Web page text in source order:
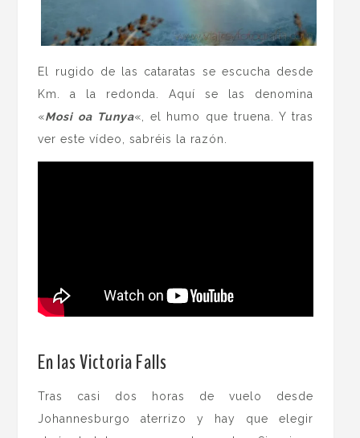
El rugido de las cataratas se escucha desde
Km. a la redonda. Aquí se las denomina
«Mosi oa Tunya«, el humo que truena. Y tras
ver este vídeo, sabréis la razón.
En las Victoria Falls
Tras casi dos horas de vuelo desde
Johannesburgo aterrizo y hay que elegir